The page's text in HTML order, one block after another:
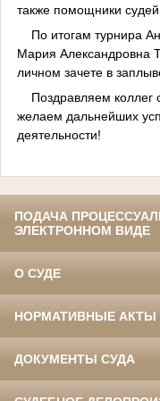
также помощники
По итогам турнира
Мария Александровна
личном зачете в
Поздравляем коллег
желаем дальнейших
деятельности!
ПОДАЧА
ЭЛЕКТРОННОМ ВИДЕ
О СУДЕ
НОРМАТИВНЫЕ АКТЫ
ДОКУМЕНТЫ СУДА